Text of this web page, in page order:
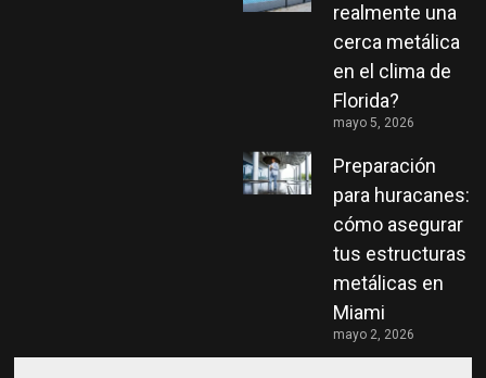
realmente una
cerca metálica
en el clima de
Florida?
mayo 5, 2026
Preparación
para huracanes:
cómo asegurar
tus estructuras
metálicas en
Miami
mayo 2, 2026